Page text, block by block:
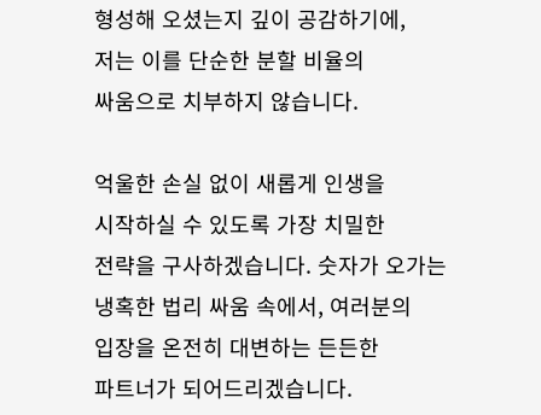
형성해 오셨는지 깊이 공감하기에,
저는 이를 단순한 분할 비율의
싸움으로 치부하지 않습니다.
억울한 손실 없이 새롭게 인생을
시작하실 수 있도록 가장 치밀한
전략을 구사하겠습니다. 숫자가 오가는
냉혹한 법리 싸움 속에서, 여러분의
입장을 온전히 대변하는 든든한
파트너가 되어드리겠습니다.